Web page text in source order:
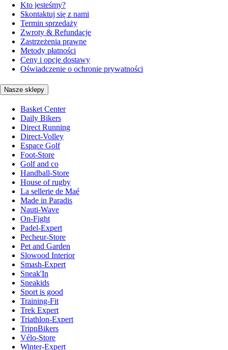
Kto jesteśmy?
Skontaktuj się z nami
Termin sprzedaży
Zwroty & Refundacje
Zastrzeżenia prawne
Metody płatności
Ceny i opcje dostawy
Oświadczenie o ochronie prywatności
Nasze sklepy
Basket Center
Daily Bikers
Direct Running
Direct-Volley
Espace Golf
Foot-Store
Golf and co
Handball-Store
House of rugby
La sellerie de Maé
Made in Paradis
Nauti-Wave
On-Fight
Padel-Expert
Pecheur-Store
Pet and Garden
Slowood Interior
Smash-Expert
Sneak'In
Sneakids
Sport is good
Training-Fit
Trek Expert
Triathlon-Expert
TripnBikers
Vélo-Store
Winter-Expert